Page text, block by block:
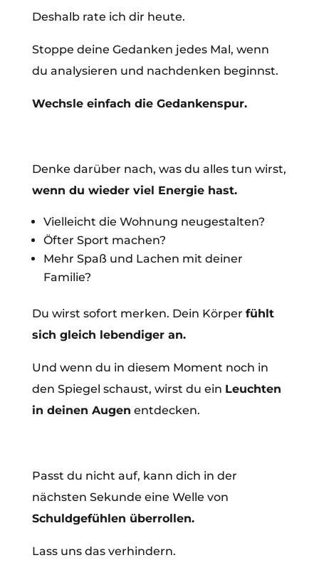
Deshalb rate ich dir heute.
Stoppe deine Gedanken jedes Mal, wenn
du analysieren und nachdenken beginnst.
Wechsle einfach die Gedankenspur.
Denke darüber nach, was du alles tun wirst,
wenn du wieder viel Energie hast.
Vielleicht die Wohnung neugestalten?
Öfter Sport machen?
Mehr Spaß und Lachen mit deiner
Familie?
Du wirst sofort merken. Dein Körper fühlt
sich gleich lebendiger an.
Und wenn du in diesem Moment noch in
den Spiegel schaust, wirst du ein Leuchten
in deinen Augen entdecken.
Passt du nicht auf, kann dich in der
nächsten Sekunde eine Welle von
Schuldgefühlen überrollen.
Lass uns das verhindern.